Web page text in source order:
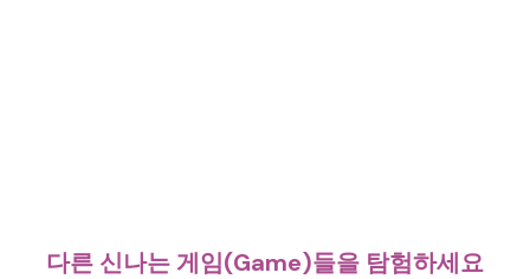
다른 신나는 게임(Game)들을 탐험하세요